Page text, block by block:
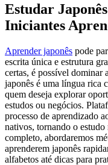
Estudar
Iniciantes
Aprender japonês pode
escrita única e estrutura
certas, é possível dominar
japonês é uma língua rica
quem deseja explorar
estudos ou negócios.
processo de aprendizado
nativos, tornando o
completo, abordaremos
aprenderem japonês
alfabetos até dicas para